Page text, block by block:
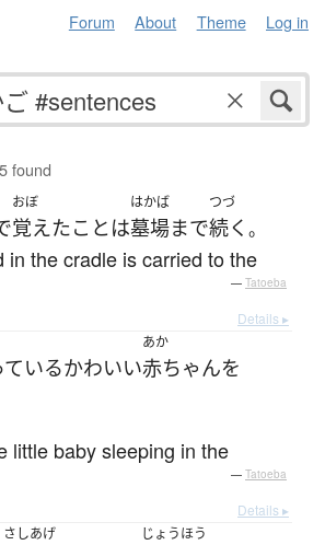
Forum About Theme Log in
found
おぼ
覚えたことは
はかば
墓場まで
つづ
続く 。
in the cradle is carried to the
— Tatoeba
Details ▸
いるかわいい
あか
赤ちゃんを
little baby sleeping in the
— Tatoeba
Details ▸
さしあげ じょうほう